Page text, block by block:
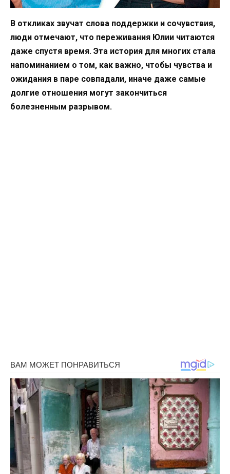
В откликах звучат слова поддержки и сочувствия,
люди отмечают, что переживания Юлии читаются
даже спустя время. Эта история для многих стала
напоминанием о том, как важно, чтобы чувства и
ожидания в паре совпадали, иначе даже самые
долгие отношения могут закончиться
болезненным разрывом.